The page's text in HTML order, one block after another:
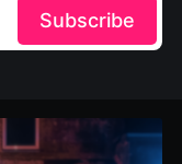
Subscribe